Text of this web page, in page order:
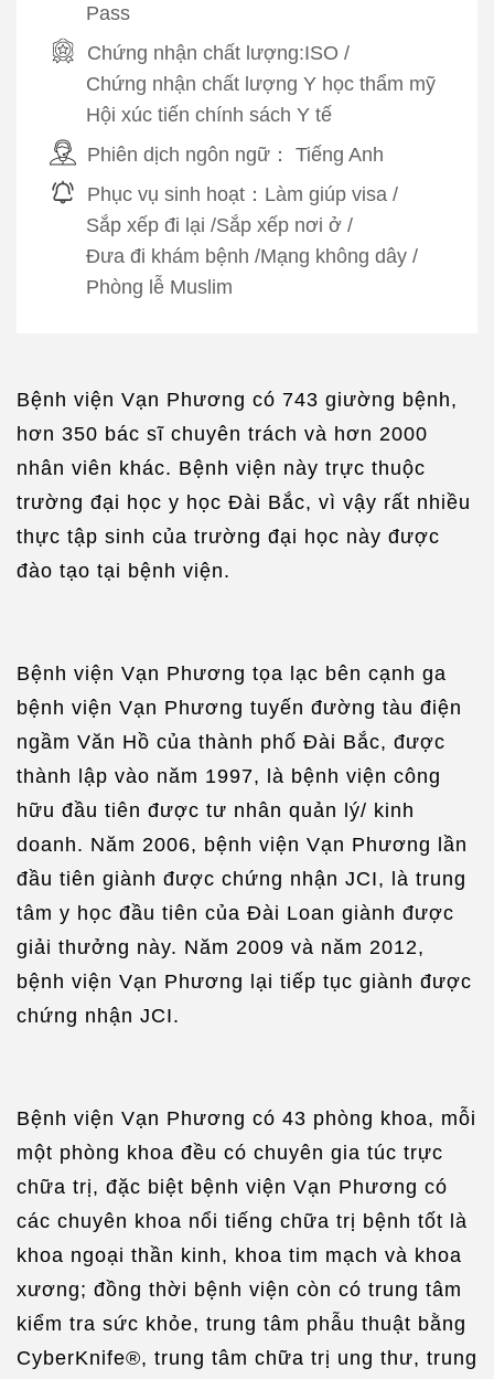
Pass
Chứng nhận chất lượng:ISO /
Chứng nhận chất lượng Y học thẩm mỹ
Hội xúc tiến chính sách Y tế
Phiên dịch ngôn ngữ： Tiếng Anh
Phục vụ sinh hoạt： Làm giúp visa /
Sắp xếp đi lại /Sắp xếp nơi ở /
Đưa đi khám bệnh /Mạng không dây /
Phòng lễ Muslim
Bệnh viện Vạn Phương có 743 giường bệnh,
hơn 350 bác sĩ chuyên trách và hơn 2000
nhân viên khác. Bệnh viện này trực thuộc
trường đại học y học Đài Bắc, vì vậy rất nhiều
thực tập sinh của trường đại học này được
đào tạo tại bệnh viện.
Bệnh viện Vạn Phương tọa lạc bên cạnh ga
bệnh viện Vạn Phương tuyến đường tàu điện
ngầm Văn Hồ của thành phố Đài Bắc, được
thành lập vào năm 1997, là bệnh viện công
hữu đầu tiên được tư nhân quản lý/ kinh
doanh. Năm 2006, bệnh viện Vạn Phương lần
đầu tiên giành được chứng nhận JCI, là trung
tâm y học đầu tiên của Đài Loan giành được
giải thưởng này. Năm 2009 và năm 2012,
bệnh viện Vạn Phương lại tiếp tục giành được
chứng nhận JCI.
Bệnh viện Vạn Phương có 43 phòng khoa, mỗi
một phòng khoa đều có chuyên gia túc trực
chữa trị, đặc biệt bệnh viện Vạn Phương có
các chuyên khoa nổi tiếng chữa trị bệnh tốt là
khoa ngoại thần kinh, khoa tim mạch và khoa
xương; đồng thời bệnh viện còn có trung tâm
kiểm tra sức khỏe, trung tâm phẫu thuật bằng
CyberKnife®, trung tâm chữa trị ung thư, trung